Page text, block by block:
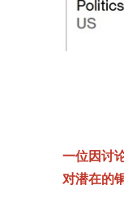
一位因讨
对潜在的